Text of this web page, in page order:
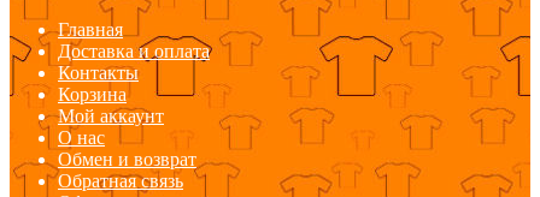
Главная
Доставка и оплата
Контакты
Корзина
Мой аккаунт
О нас
Обмен и возврат
Обратная связь